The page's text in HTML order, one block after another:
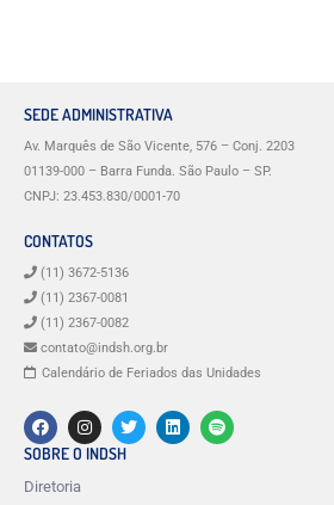
SEDE ADMINISTRATIVA
Av. Marquês de São Vicente, 576 – Conj. 2203
01139-000 – Barra Funda. São Paulo – SP.
CNPJ: 23.453.830/0001-70
CONTATOS
(11) 3672-5136
(11) 2367-0081
(11) 2367-0082
contato@indsh.org.br
Calendário de Feriados das Unidades
SOBRE O INDSH
Diretoria